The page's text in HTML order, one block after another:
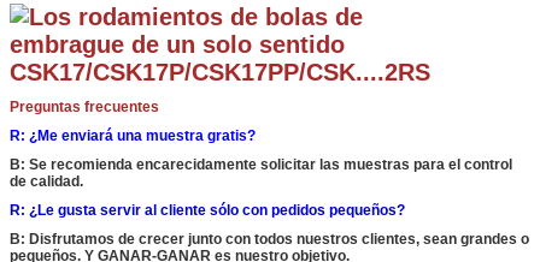
Preguntas frecuentes
R: ¿Me enviará una muestra gratis?
B: Se recomienda encarecidamente solicitar las muestras para el control
de calidad.
R: ¿Le gusta servir al cliente sólo con pedidos pequeños?
B: Disfrutamos de crecer junto con todos nuestros clientes, sean grandes o
pequeños. Y GANAR-GANAR es nuestro objetivo.